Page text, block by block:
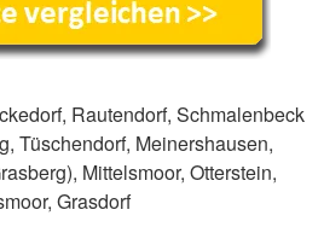
Rautendorf, Schmalenbeck
Tüschendorf, Meinershausen,
Mittelsmoor, Otterstein,
Grasdorf